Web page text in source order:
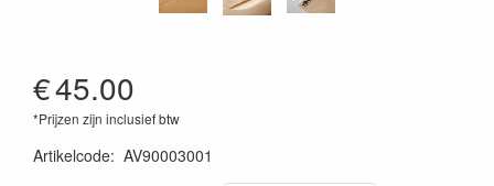
€45.00
*Prijzen zijn inclusief btw
Artikelcode: AV90003001